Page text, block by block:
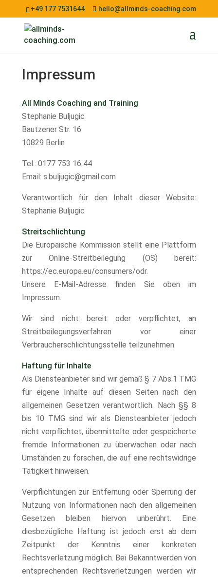
+49 177 7531644 hello@allminds-coaching.com
Impressum
All Minds Coaching and Training
Stephanie Buljugic
Bautzener Str. 16
10829 Berlin
Tel.: 0177 753 16 44
Email: s.buljugic@gmail.com
Verantwortlich für den Inhalt dieser Website:
Stephanie Buljugic
Streitschlichtung
Die Europäische Kommission stellt eine Plattform
zur Online-Streitbeilegung (OS) bereit:
https://ec.europa.eu/consumers/odr.
Unsere E-Mail-Adresse finden Sie oben im
Impressum.
Wir sind nicht bereit oder verpflichtet, an
Streitbeilegungsverfahren vor einer
Verbraucherschlichtungsstelle teilzunehmen.
Haftung für Inhalte
Als Diensteanbieter sind wir gemäß § 7 Abs.1 TMG
für eigene Inhalte auf diesen Seiten nach den
allgemeinen Gesetzen verantwortlich. Nach §§ 8
bis 10 TMG sind wir als Diensteanbieter jedoch
nicht verpflichtet, übermittelte oder gespeicherte
fremde Informationen zu überwachen oder nach
Umständen zu forschen, die auf eine rechtswidrige
Tätigkeit hinweisen.
Verpflichtungen zur Entfernung oder Sperrung der
Nutzung von Informationen nach den allgemeinen
Gesetzen bleiben hiervon unberührt. Eine
diesbezügliche Haftung ist jedoch erst ab dem
Zeitpunkt der Kenntnis einer konkreten
Rechtsverletzung möglich. Bei Bekanntwerden von
entsprechenden Rechtsverletzungen werden wir